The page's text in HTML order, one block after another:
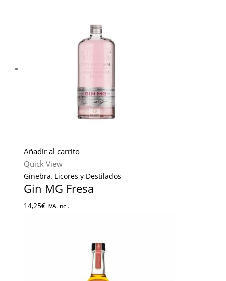
Añadir al carrito
Quick View
Ginebra, Licores y Destilados
Gin MG Fresa
14,25€ IVA incl.